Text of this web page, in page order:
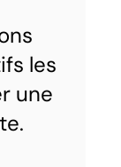
les
une